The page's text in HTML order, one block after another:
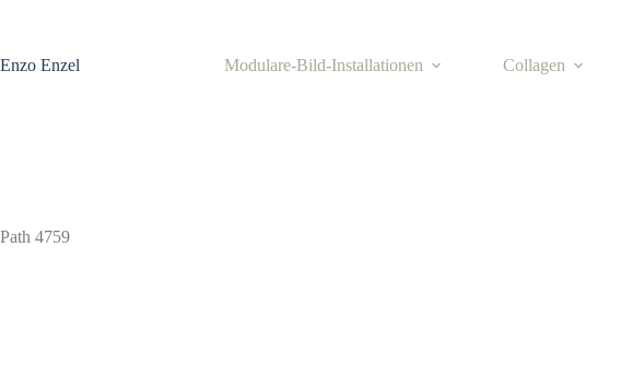
Enzo Enzel
Modulare-Bild-Installationen Collagen
Path 4759